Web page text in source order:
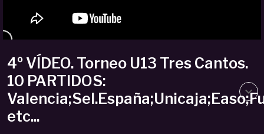
4º VÍDEO. Torneo U13 Tres Cantos.
10 PARTIDOS:
etc...